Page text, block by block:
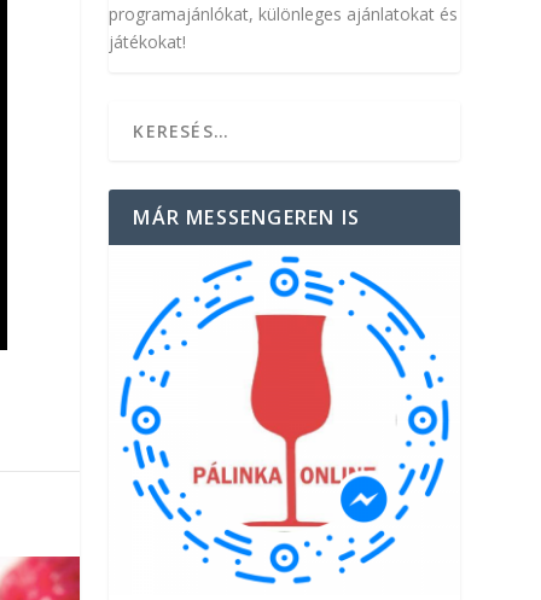
programajánlókat, különleges ajánlatokat és
játékokat!
MÁR MESSENGEREN IS